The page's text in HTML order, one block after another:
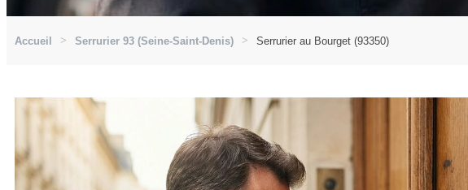
Accueil Serrurier 93 (Seine-Saint-Denis) Serrurier au Bourget (93350)